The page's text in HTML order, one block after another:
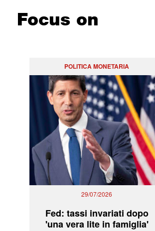
Focus on
POLITICA MONETARIA
29/07/2026
Fed: tassi invariati dopo
'una vera lite in famiglia'